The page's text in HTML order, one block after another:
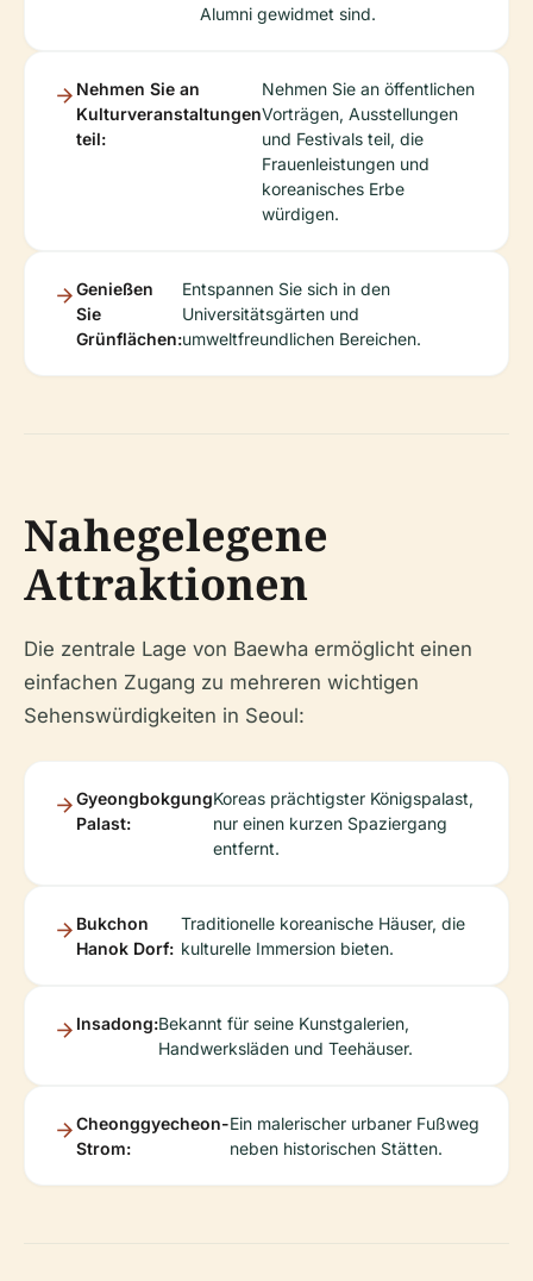
Alumni gewidmet sind.
Nehmen Sie an
Kulturveranstaltungen
teil:
Nehmen Sie an öffentlichen
Vorträgen, Ausstellungen
und Festivals teil, die
Frauenleistungen und
koreanisches Erbe
würdigen.
Genießen
Sie
Grünflächen:
Entspannen Sie sich in den
Universitätsgärten und
umweltfreundlichen Bereichen.
Nahegelegene
Attraktionen
Die zentrale Lage von Baewha ermöglicht einen
einfachen Zugang zu mehreren wichtigen
Sehenswürdigkeiten in Seoul:
Gyeongbokgung
Palast:
Koreas prächtigster Königspalast,
nur einen kurzen Spaziergang
entfernt.
Bukchon
Hanok Dorf:
Traditionelle koreanische Häuser, die
kulturelle Immersion bieten.
Insadong:Bekannt für seine Kunstgalerien,
Handwerksläden und Teehäuser.
Cheonggyecheon-
Strom:
Ein malerischer urbaner Fußweg
neben historischen Stätten.